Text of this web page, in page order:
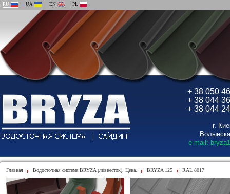
RU UA EN PL
+ 38 050
+ 38 044
+ 38 044
г.
e-mail:
Главная Водосточная система BRYZA (ливнесток). Цена. BRYZA 125 RAL 8017